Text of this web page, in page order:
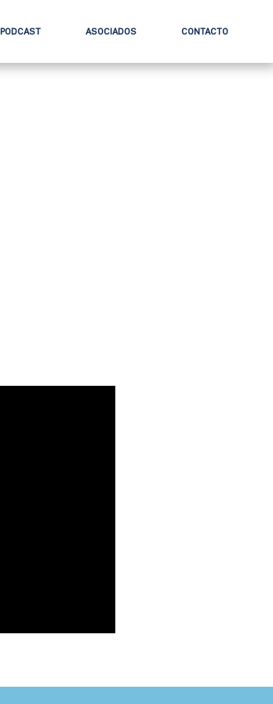
PODCAST ASOCIADOS CONTACTO